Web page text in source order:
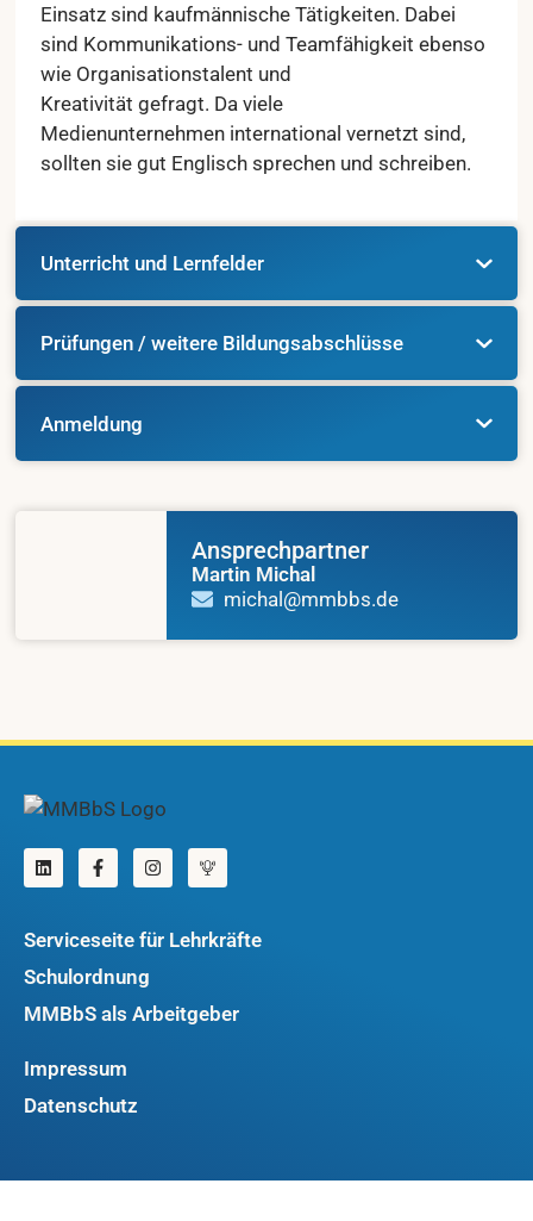
Einsatz sind kaufmännische Tätigkeiten. Dabei
sind Kommunikations- und Teamfähigkeit ebenso
wie Organisationstalent und
Kreativität gefragt. Da viele
Medienunternehmen international vernetzt sind,
sollten sie gut Englisch sprechen und schreiben.
Unterricht und Lernfelder
Prüfungen / weitere Bildungsabschlüsse
Anmeldung
Ansprechpartner
Martin Michal
michal@mmbbs.de
Serviceseite für Lehrkräfte
Schulordnung
MMBbS als Arbeitgeber
Impressum
Datenschutz